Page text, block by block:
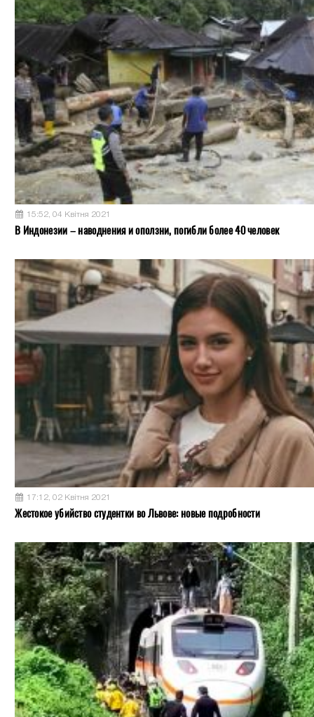
15:52, 04 Квітня 2021
В Индонезии – наводнения и оползни, погибли более 40 человек
17:12, 02 Квітня 2021
Жестокое убийство студентки во Львове: новые подробности